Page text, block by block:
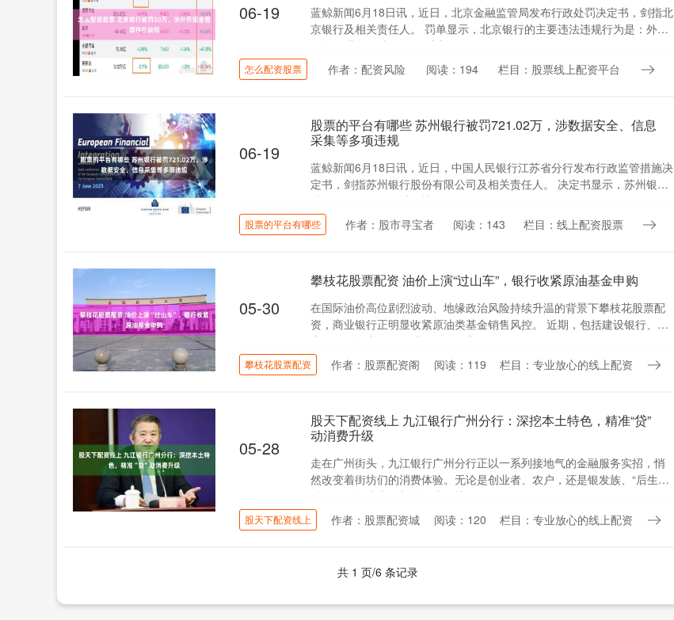
06-19
蓝鲸新闻6月18日讯，近日，北京金融监管局发布行政处罚决定书，剑指北
京银行及相关责任人。 罚单显示，北京银行的主要违法违规行为是：外币
现金管理存在缺陷。 针对上....
怎么配资股票 作者：配资风险 阅读：194 栏目：股票线上配资平台
06-19
股票的平台有哪些 苏州银行被罚721.02万，涉数据安全、信息
采集等多项违规
蓝鲸新闻6月18日讯，近日，中国人民银行江苏省分行发布行政监管措施决
定书，剑指苏州银行股份有限公司及相关责任人。 决定书显示，苏州银行
股份有限公司存在以下情形：....
股票的平台有哪些 作者：股市寻宝者 阅读：143 栏目：线上配资股票
05-30
攀枝花股票配资 油价上演“过山车”，银行收紧原油基金申购
在国际油价高位剧烈波动、地缘政治风险持续升温的背景下攀枝花股票配
资，商业银行正明显收紧原油类基金销售风控。 近期，包括建设银行、工
商银行、招商银行、浦发银行、宁....
攀枝花股票配资 作者：股票配资阁 阅读：119 栏目：专业放心的线上配资
05-28
股天下配资线上 九江银行广州分行：深挖本土特色，精准“贷”
动消费升级
走在广州街头，九江银行广州分行正以一系列接地气的金融服务实招，悄
然改变着街坊们的消费体验。无论是创业者、农户，还是银发族、“后生仔”
股天下配资线上，都能在这里找....
股天下配资线上 作者：股票配资城 阅读：120 栏目：专业放心的线上配资
共 1 页/6 条记录